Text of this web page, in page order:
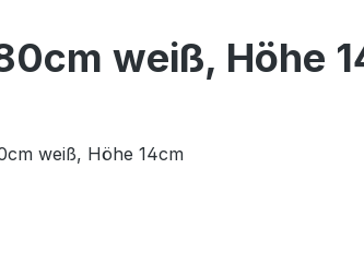
Komplettpakete
weiß, Höhe